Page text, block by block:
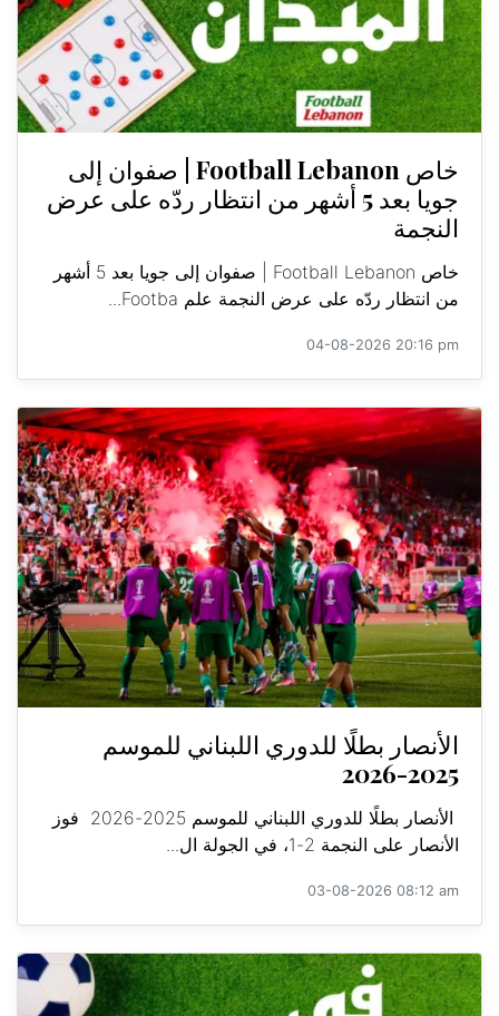
خاص Football Lebanon | صفوان إلى
جويا بعد 5 أشهر من انتظار ردّه على عرض
النجمة
خاص Football Lebanon | صفوان إلى جويا بعد 5 أشهر
من انتظار ردّه على عرض النجمة علم Footba...
04-08-2026 20:16 pm
الأنصار بطلًا للدوري اللبناني للموسم
2025-2026
الأنصار بطلًا للدوري اللبناني للموسم 2025-2026 فوز
الأنصار على النجمة 2-1، في الجولة ال...
03-08-2026 08:12 am